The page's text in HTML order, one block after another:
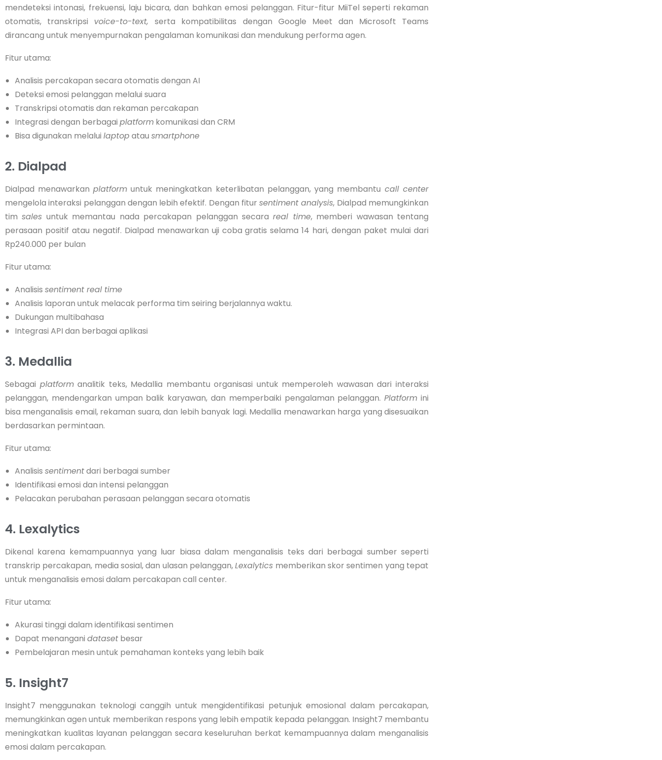
mendeteksi intonasi, frekuensi, laju bicara, dan bahkan emosi pelanggan. Fitur-fitur MiiTel seperti rekaman
otomatis, transkripsi voice-to-text,serta kompatibilitas dengan Google Meet dan Microsoft Teams
dirancang untuk menyempurnakan pengalaman komunikasi dan mendukung performa agen.
Fitur utama:
Analisis percakapan secara otomatis dengan AI
Deteksi emosi pelanggan melalui suara
Transkripsi otomatis dan rekaman percakapan
Integrasi dengan berbagai platform komunikasi dan CRM
Bisa digunakan melalui laptop atau smartphone
2. Dialpad
Dialpad menawarkanplatform untuk meningkatkan keterlibatan pelanggan, yang membantu call center
mengelola interaksi pelanggan dengan lebih efektif. Dengan fitur sentiment analysis, Dialpad memungkinkan
timsales untuk memantau nada percakapan pelanggan secarareal time, memberi wawasan tentang
perasaan positif atau negatif. Dialpad menawarkan uji coba gratis selama 14 hari, dengan paket mulai dari
Rp240.000 per bulan
Fitur utama:
Analisis sentiment real time
Analisis laporan untuk melacak performa tim seiring berjalannya waktu.
Dukungan multibahasa
Integrasi API dan berbagai aplikasi
3. Medallia
Sebagai platformanalitik teks, Medallia membantu organisasi untuk memperoleh wawasan dari interaksi
pelanggan, mendengarkan umpan balik karyawan, dan memperbaiki pengalaman pelanggan.Platform ini
bisa menganalisis email, rekaman suara, dan lebih banyak lagi. Medallia menawarkan harga yang disesuaikan
berdasarkan permintaan.
Fitur utama:
Analisis sentimentdari berbagai sumber
Identifikasi emosi dan intensi pelanggan
Pelacakan perubahan perasaan pelanggan secara otomatis
4. Lexalytics
Dikenal karena kemampuannya yang luar biasa dalam menganalisis teks dari berbagai sumber seperti
transkrip percakapan, media sosial, dan ulasan pelanggan,Lexalytics memberikan skor sentimen yang tepat
untuk menganalisis emosi dalam percakapan call center.
Fitur utama:
Akurasi tinggi dalam identifikasi sentimen
Dapat menangani dataset besar
Pembelajaran mesin untuk pemahaman konteks yang lebih baik
5. Insight7
Insight7 menggunakan teknologi canggih untuk mengidentifikasi petunjuk emosional dalam percakapan,
memungkinkan agen untuk memberikan respons yang lebih empatik kepada pelanggan. Insight7 membantu
meningkatkan kualitas layanan pelanggan secara keseluruhan berkat kemampuannya dalam menganalisis
emosi dalam percakapan.